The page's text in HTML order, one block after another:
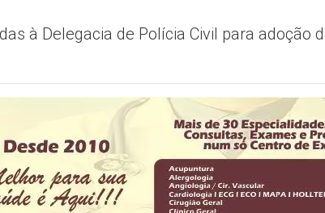
à Delegacia de Polícia Civil para adoção